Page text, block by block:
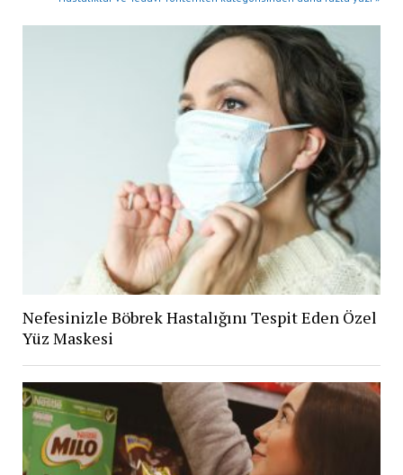
Nefesinizle Böbrek Hastalığını Tespit Eden Özel
Yüz Maskesi